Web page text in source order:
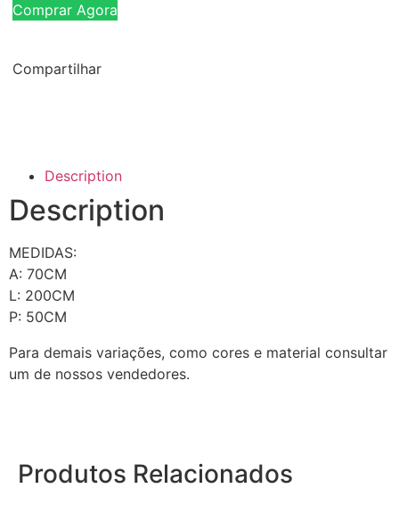
Comprar Agora
Compartilhar
Description
Description
MEDIDAS:
A: 70CM
L: 200CM
P: 50CM
Para demais variações, como cores e material consultar
um de nossos vendedores.
Produtos Relacionados